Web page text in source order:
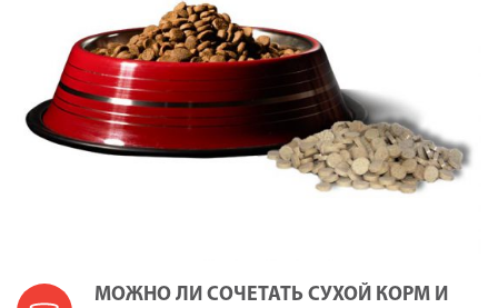
МОЖНО ЛИ СОЧЕТАТЬ СУХОЙ КОРМ И